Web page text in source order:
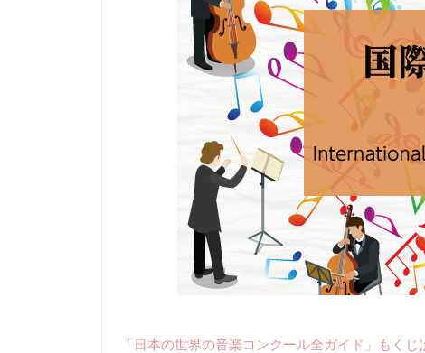
「日本の世界の音楽コンクール全ガイド」もくじ